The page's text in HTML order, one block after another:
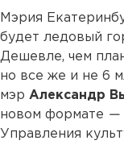
Мэрия
будет ледовый
Дешевле, чем
но все же и не 6
мэр Александр
новом формате —
Управления